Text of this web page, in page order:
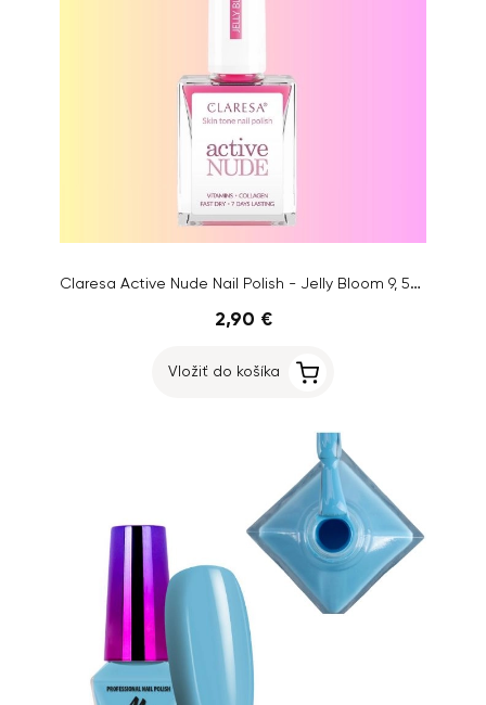
Claresa Active Nude Nail Polish - Jelly Bloom 9, 5ml
2,90 €
Vložiť do košíka